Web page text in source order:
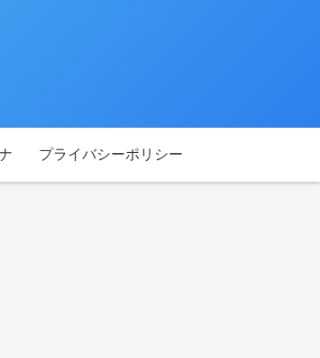
プライバシーポリシー